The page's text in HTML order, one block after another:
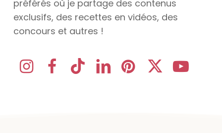
préférés où je partage des contenus
exclusifs, des recettes en vidéos, des
concours et autres !